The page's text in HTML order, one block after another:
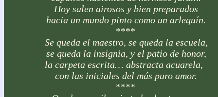
Hoy salen airosos y bien preparados
hacia un mundo pinto como un arlequín.
****
Se queda el maestro, se queda la escuela,
se queda la insignia, y el patio de honor,
la carpeta escrita… abstracta acuarela,
con las iniciales del más puro amor.
****